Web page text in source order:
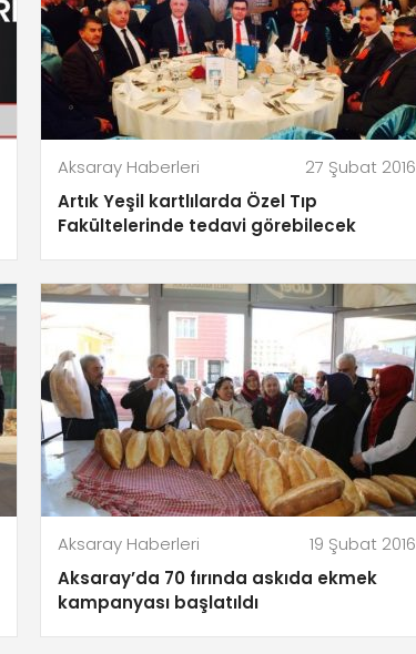
Aksaray Haberleri
27 Şubat 2016
Artık Yeşil kartlılarda Özel Tıp
Aksaray Haberleri
19 Şubat 2016
Aksaray’da 70 fırında askıda ekmek
kampanyası başlatıldı